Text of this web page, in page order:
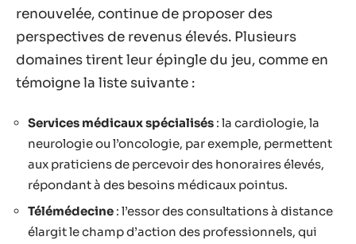
renouvelée, continue de proposer des
perspectives de revenus élevés. Plusieurs
domaines tirent leur épingle du jeu, comme en
témoigne la liste suivante :
Services médicaux spécialisés : la cardiologie, la
neurologie ou l’oncologie, par exemple, permettent
aux praticiens de percevoir des honoraires élevés,
répondant à des besoins médicaux pointus.
Télémédecine : l’essor des consultations à distance
élargit le champ d’action des professionnels, qui